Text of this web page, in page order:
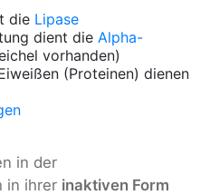
die Lipase
dient die Alpha-
vorhanden)
(Proteinen) dienen
in der
in ihrer inaktiven Form